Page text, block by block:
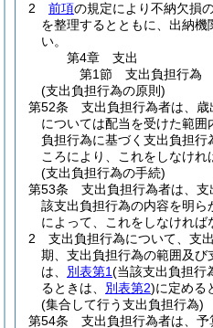
2
前項の規定により不納欠損
を整理するとともに、出納
い。
第4章
支出
第1節
支出負担行為
(支出負担行為の原則)
第52条
支出負担行為者は、
については配当を受けた範
負担行為に基づく支出負担行
ころにより、これをしなけれ
(支出負担行為の手続)
第53条
支出負担行為者は、
該支出負担行為の内容を明
によって、これをしなければ
2
支出負担行為について、支
期、支出負担行為の範囲及
は、 別表第1(当該支出負担行
るときは、 別表第2)に定める
(集合して行う支出負担行為)
第54条
支出負担行為者は、